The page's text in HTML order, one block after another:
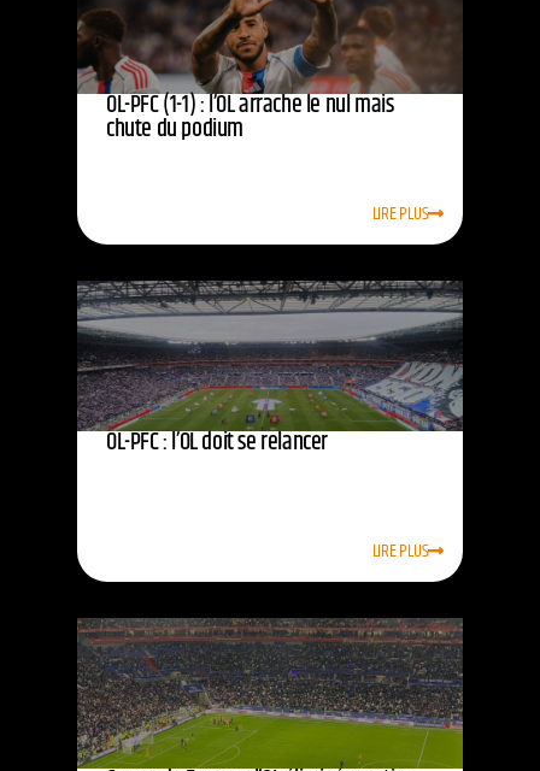
OL-PFC (1-1) : l’OL arrache le nul mais
chute du podium
LIRE PLUS
OL-PFC : l’OL doit se relancer
LIRE PLUS